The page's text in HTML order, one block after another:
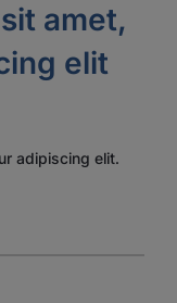
amet,
elit
adipiscing elit.